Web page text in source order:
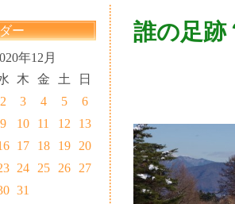
ー
年12月
木 金 土 日
2 3 4 5
6
9 10 11 12
13
17 18 19
20
24 25 26
27
31
誰の足跡